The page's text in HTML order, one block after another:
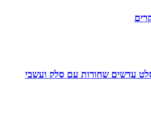
עדשים שחורות עם סלק ועשבי